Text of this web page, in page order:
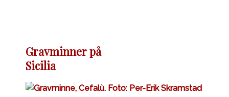
Gravminner på
Sicilia